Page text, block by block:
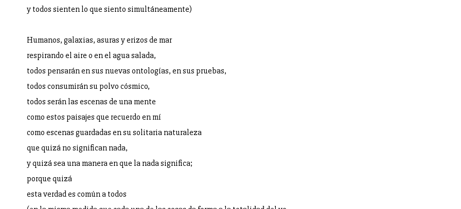
y todos sienten lo que siento simultáneamente)
Humanos, galaxias, asuras y erizos de mar
respirando el aire o en el agua salada,
todos pensarán en sus nuevas ontologías, en sus pruebas,
todos consumirán su polvo cósmico,
todos serán las escenas de una mente
como estos paisajes que recuerdo en mí
como escenas guardadas en su solitaria naturaleza
que quizá no significan nada,
y quizá sea una manera en que la nada significa;
porque quizá
esta verdad es común a todos